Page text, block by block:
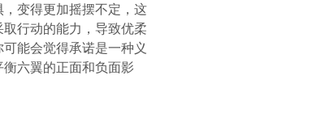
变得更加摇摆不定，这
行动的能力，导致优柔
能会觉得承诺是一种义
六翼的正面和负面影